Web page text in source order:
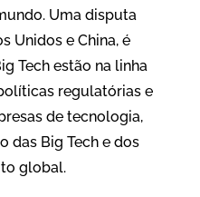
Uma disputa
Unidos e China, é
Tech estão na linha
regulatórias e
de tecnologia,
das Big Tech e dos
global.